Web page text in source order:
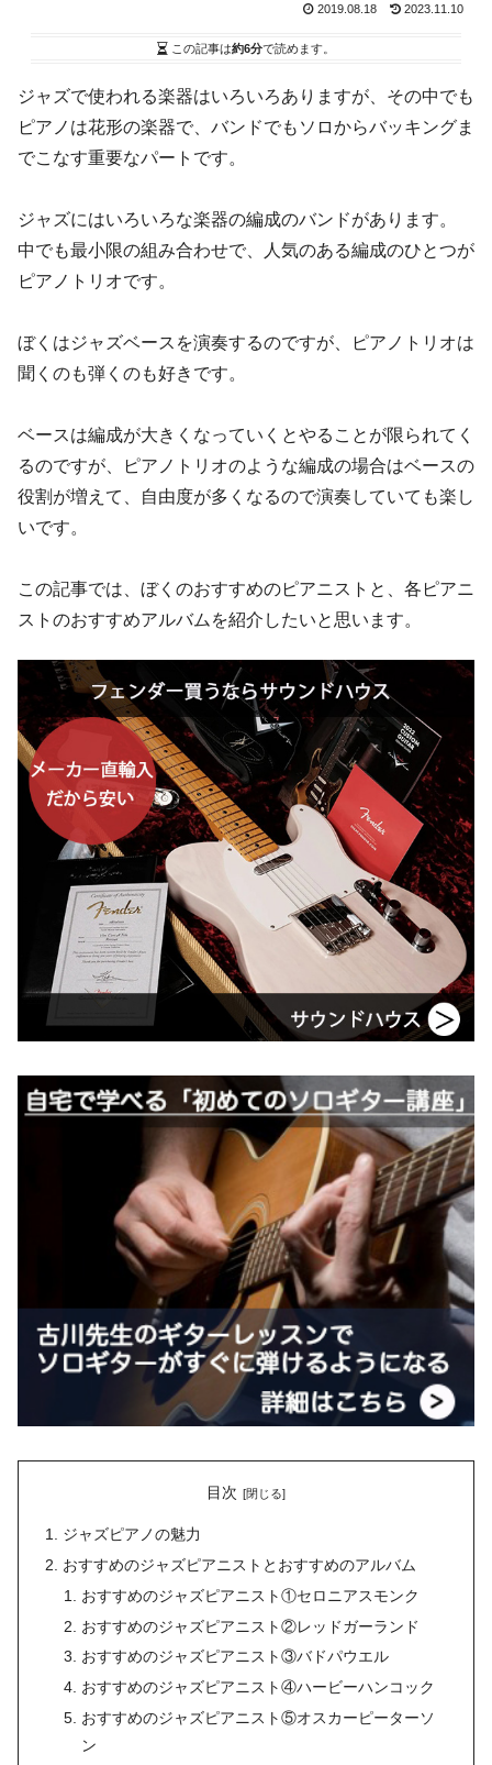
2019.08.18 2023.11.10
この記事は約6分で読めます。
ジャズで使われる楽器はいろいろありますが、その中でも
ピアノは花形の楽器で、バンドでもソロからバッキングま
でこなす重要なパートです。
ジャズにはいろいろな楽器の編成のバンドがあります。
中でも最小限の組み合わせで、人気のある編成のひとつが
ピアノトリオです。
ぼくはジャズベースを演奏するのですが、ピアノトリオは
聞くのも弾くのも好きです。
ベースは編成が大きくなっていくとやることが限られてく
るのですが、ピアノトリオのような編成の場合はベースの
役割が増えて、自由度が多くなるので演奏していても楽し
いです。
この記事では、ぼくのおすすめのピアニストと、各ピアニ
ストのおすすめアルバムを紹介したいと思います。
目次
ジャズピアノの魅力
おすすめのジャズピアニストとおすすめのアルバム
おすすめのジャズピアニスト①セロニアスモンク
おすすめのジャズピアニスト②レッドガーランド
おすすめのジャズピアニスト③バドパウエル
おすすめのジャズピアニスト④ハービーハンコック
おすすめのジャズピアニスト⑤オスカーピーターソ
ン